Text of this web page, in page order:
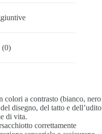
(0)
colori a contrasto (bianco, nero
disegno, del tatto e dell’udito
di vita.
correttamente